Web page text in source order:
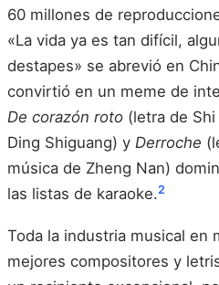
60 millones de
«La vida ya es tan difícil,
destapes» se abrevió en
convirtió en un meme de
De corazón roto (letra de
Ding Shiguang) y Derroche
música de Zheng Nan)
las listas de karaoke.2
Toda la industria musical en
mejores compositores y